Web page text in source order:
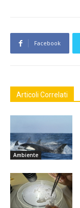
Facebook
Articoli Correlati
Ambiente